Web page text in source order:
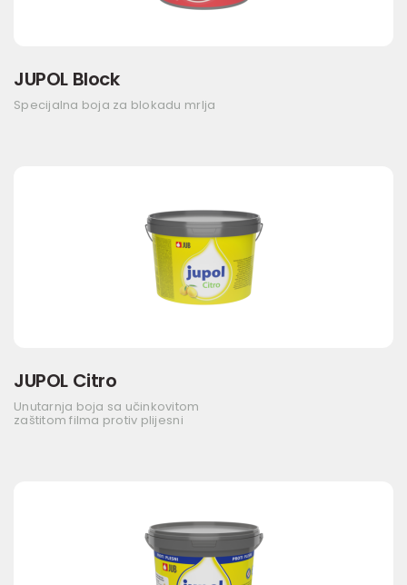
JUPOL Block
Specijalna boja za blokadu mrlja
JUPOL Citro
Unutarnja boja sa učinkovitom
zaštitom filma protiv plijesni